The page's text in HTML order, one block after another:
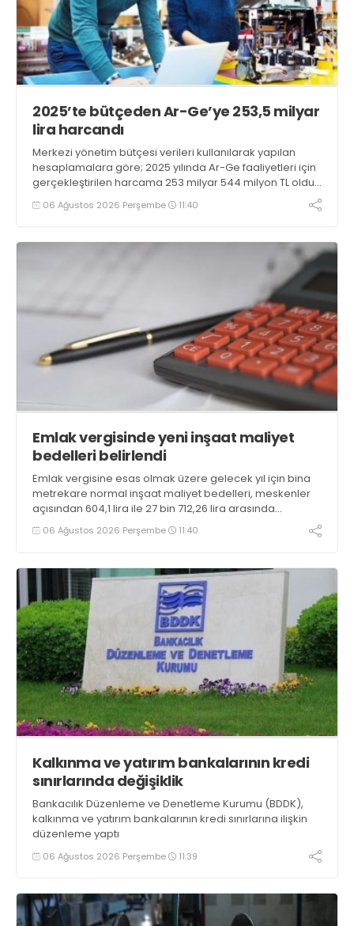
2025’te bütçeden Ar-Ge’ye 253,5 milyar
lira harcandı
Merkezi yönetim bütçesi verileri kullanılarak yapılan
hesaplamalara göre; 2025 yılında Ar-Ge faaliyetleri için
gerçekleştirilen harcama 253 milyar 544 milyon TL oldu.
Ar-Ge harcamalarının merkezi yönetim bütçesi
içerisindeki oranı yüzde 1,58 oldu
06 Ağustos 2026 Perşembe 11:40
Emlak vergisinde yeni inşaat maliyet
bedelleri belirlendi
Emlak vergisine esas olmak üzere gelecek yıl için bina
metrekare normal inşaat maliyet bedelleri, meskenler
açısından 604,1 lira ile 27 bin 712,26 lira arasında
değişecek
06 Ağustos 2026 Perşembe 11:40
Kalkınma ve yatırım bankalarının kredi
sınırlarında değişiklik
Bankacılık Düzenleme ve Denetleme Kurumu (BDDK),
kalkınma ve yatırım bankalarının kredi sınırlarına ilişkin
düzenleme yaptı
06 Ağustos 2026 Perşembe 11:39